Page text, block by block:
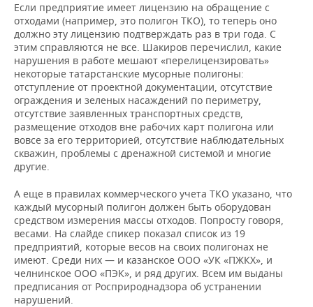
Если предприятие имеет лицензию на обращение с
отходами (например, это полигон ТКО), то теперь оно
должно эту лицензию подтверждать раз в три года. С
этим справляются не все. Шакиров перечислил, какие
нарушения в работе мешают «перелицензировать»
некоторые татарстанские мусорные полигоны:
отступление от проектной документации, отсутствие
ограждения и зеленых насаждений по периметру,
отсутствие заявленных транспортных средств,
размещение отходов вне рабочих карт полигона или
вовсе за его территорией, отсутствие наблюдательных
скважин, проблемы с дренажной системой и многие
другие.
А еще в правилах коммерческого учета ТКО указано, что
каждый мусорный полигон должен быть оборудован
средством измерения массы отходов. Попросту говоря,
весами. На слайде спикер показал список из 19
предприятий, которые весов на своих полигонах не
имеют. Среди них — и казанское ООО «УК «ПЖКХ», и
челнинское ООО «ПЭК», и ряд других. Всем им выданы
предписания от Росприроднадзора об устранении
нарушений.